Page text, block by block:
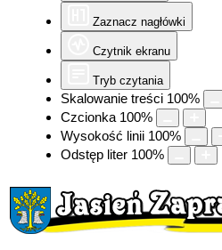
Zaznacz nagłówki
Czytnik ekranu
Tryb czytania
Skalowanie treści 100%
Czcionka 100%
Wysokość linii 100%
Odstęp liter 100%